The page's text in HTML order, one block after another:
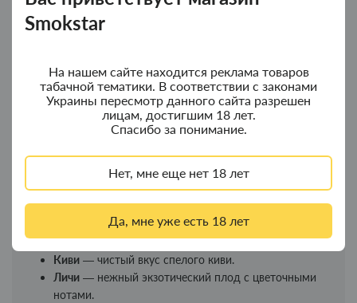
Smokstar
На нашем сайте находится реклама товаров
табачной тематики. В соответствии с законами
Украины пересмотр данного сайта разрешен
лицам, достигшим 18 лет.
Спасибо за понимание.
Нет, мне еще нет 18 лет
Да, мне уже есть 18 лет
встряхните. Дайте жидкости настояться 3–24 часа для
полного раскрытия вкуса.
Фруктовые вкусы:
Банан— мягкая сливочная сладость спелого банана.
— сочная сладкая летняя дыня.
— натуральный вкус арбуза.
Арбуз Ментол— арбуз с ледяным акцентом.
— спелый экзотический фрукт.
Ананас— яркий ананас с лёгкой кислинкой.
Груша— сладкая сочная груша.
— сладкое красное яблоко.
Персик— бархатный и деликатный.
Киви — чистый вкус спелого киви.
Личи — нежный экзотический плод с цветочными
нотами.